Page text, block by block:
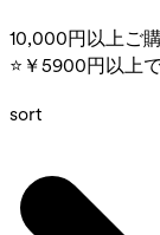
10,000円以上ご
⭐￥5900円以上
sort